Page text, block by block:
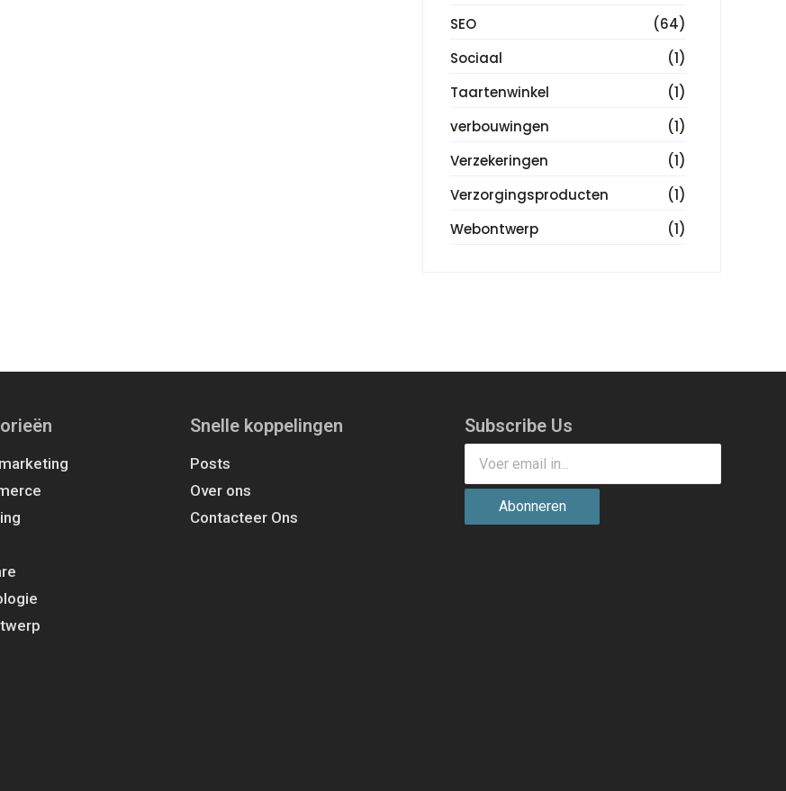
SEO
(64)
Sociaal
(1)
Taartenwinkel
(1)
verbouwingen
(1)
Verzekeringen
(1)
Verzorgingsproducten
(1)
Webontwerp
(1)
Snelle koppelingen
Posts
Over ons
Contacteer Ons
Subscribe Us
Abonneren